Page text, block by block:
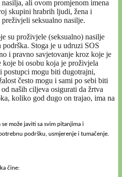
ali ovom promjenom imena
skupini hrabrih ljudi, žena i
seksualno nasilje.
su proživjele (seksualno) nasilje
Stoga je u udruzi SOS
i pravno savjetovanje kroz koje je
bi osobu koja je proživjela
postupci mogu biti dugotrajni,
često mogu i sami po sebi biti
naših ciljeva osigurati da žrtva
koliko god dugo on trajao, ima na
može javiti sa svim pitanjima i
podršku, usmjerenje i tumačenje.
čine: